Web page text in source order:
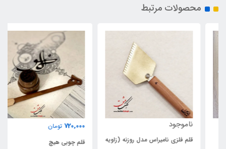
محصولات مرتبط
ناموجود
قلم فلزی نامیراس مدل روزنه (زاویه
720,000 تومان
قلم چوبی هیچ